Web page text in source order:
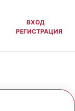
ВХОД
РЕГИСТРАЦИЯ